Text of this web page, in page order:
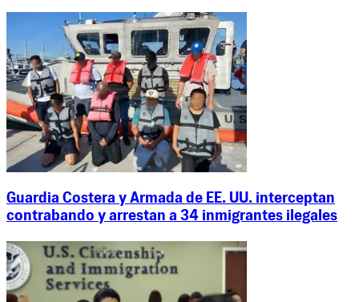
Guardia Costera y Armada de EE. UU. interceptan
contrabando y arrestan a 34 inmigrantes ilegales